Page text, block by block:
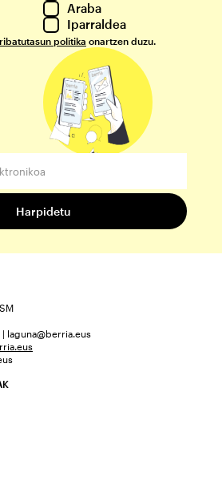
Araba
Iparraldea
politika onartzen duzu.
laguna@berria.eus